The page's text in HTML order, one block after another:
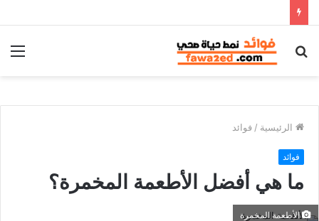
بحث
الرئيسية / فوائد
فوائد
ما هي أفضل الأطعمة المخمرة؟
الأطعمة المخمرة